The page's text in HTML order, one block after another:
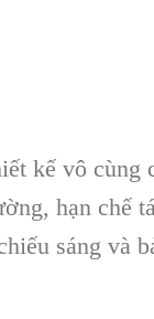
kế vô cùng
hạn chế
sáng và